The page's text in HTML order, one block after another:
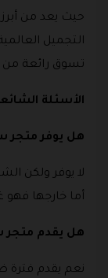
حيث يعد من أبرز
التجميل
تسوق رائعة من
الأسئلة
هل يوفر
لا يوفر ولكن
أما خارجها فهو
هل يقدم متجر
نعم يقدم فترة